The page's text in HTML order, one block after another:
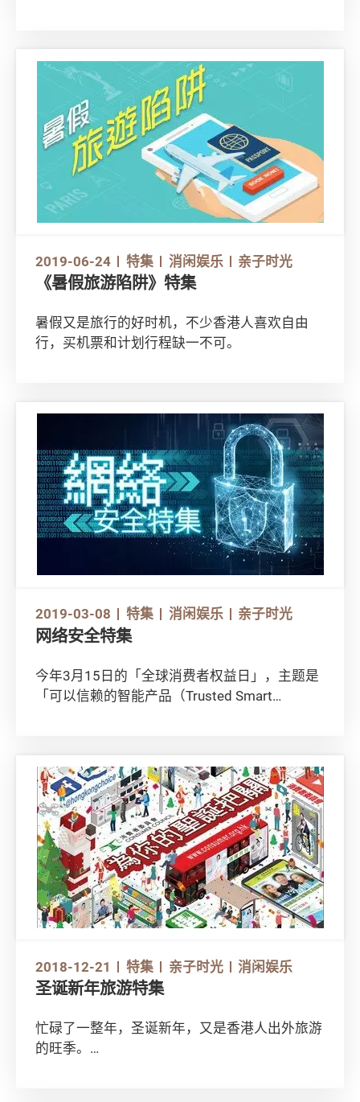
2019-06-24 特集 消闲娱乐 亲子时光
《暑假旅游陷阱》特集
暑假又是旅行的好时机，不少香港人喜欢自由
行，买机票和计划行程缺一不可。
2019-03-08 特集 消闲娱乐 亲子时光
网络安全特集
今年3月15日的「全球消费者权益日」，主题是
「可以信赖的智能产品（Trusted Smart
2018-12-21 特集 亲子时光 消闲娱乐
圣诞新年旅游特集
忙碌了一整年，圣诞新年，又是香港人出外旅游
的旺季。